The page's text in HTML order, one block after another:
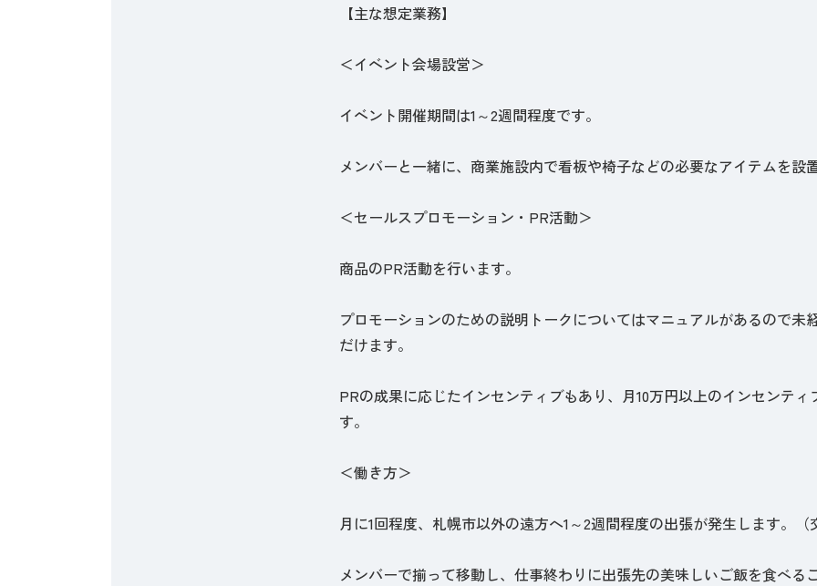
【主な想定業務】
＜イベント会場設営＞
イベント開催期間は1～2週間程度です。
メンバーと一緒に、商業施設内で看板や椅子などの必要なアイテムを設
＜セールスプロモーション・PR活動＞
商品のPR活動を行います。
プロモーションのための説明トークについてはマニュアルがあるので未
だけます。
PRの成果に応じたインセンティブもあり、月10万円以上のインセンテ
す。
＜働き方＞
月に1回程度、札幌市以外の遠方へ1～2週間程度の出張が発生します。
メンバーで揃って移動し、仕事終わりに出張先の美味しいご飯を食べる